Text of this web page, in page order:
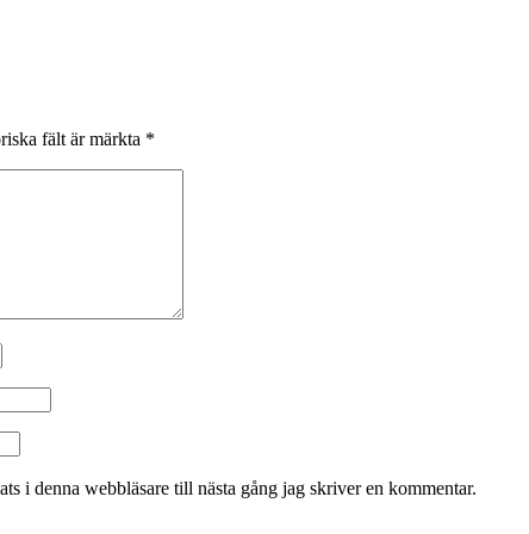
fält är märkta *
i denna webbläsare till nästa gång jag skriver en kommentar.